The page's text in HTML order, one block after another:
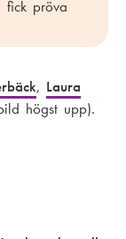
fick pröva
, Laura
högst upp).